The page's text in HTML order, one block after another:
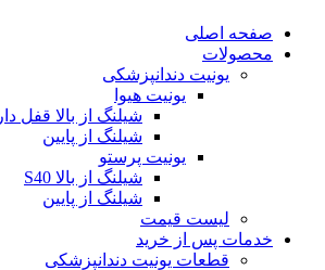
صفحه اصلی
محصولات
یونیت دندانپزشکی
یونیت هیوا
شیلنگ از بالا قفل دار
شیلنگ از پایین
یونیت پرستو
شیلنگ از بالا S40
شیلنگ از پایین
لیست قیمت
خدمات پس از خرید
قطعات یونیت دندانپزشکی